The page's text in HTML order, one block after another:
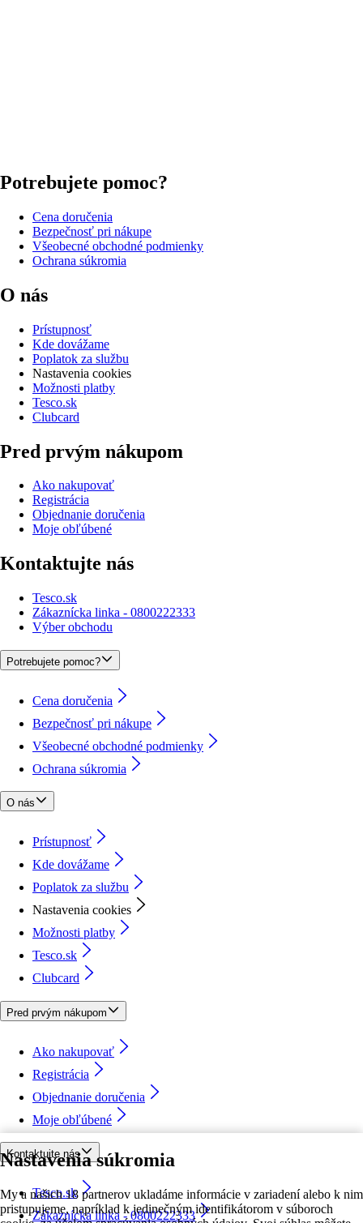
Nastavenia súkromia
My a našich 18 partnerov ukladáme informácie v zariadení alebo k nim
pristupujeme, napríklad k jedinečným identifikátorom v súboroch
Potrebujete pomoc?
Cena doručenia
Bezpečnosť pri nákupe
Všeobecné obchodné podmienky
Ochrana súkromia
O nás
Prístupnosť
Kde dovážame
Poplatok za službu
Nastavenia cookies
Možnosti platby
Tesco.sk
Clubcard
Pred prvým nákupom
Ako nakupovať
Registrácia
Objednanie doručenia
Moje obľúbené
Kontaktujte nás
Tesco.sk
Zákaznícka linka - 0800222333
Výber obchodu
Potrebujete pomoc?
Cena doručenia
Bezpečnosť pri nákupe
Všeobecné obchodné podmienky
Ochrana súkromia
O nás
Prístupnosť
Kde dovážame
Poplatok za službu
Nastavenia cookies
Možnosti platby
Tesco.sk
Clubcard
Pred prvým nákupom
Ako nakupovať
Registrácia
Objednanie doručenia
Moje obľúbené
Kontaktujte nás
Tesco.sk
Zákaznícka linka - 0800222333